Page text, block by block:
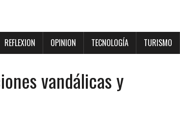
REFLEXION OPINION TECNOLOGÍA TURISMO
vandálicas y